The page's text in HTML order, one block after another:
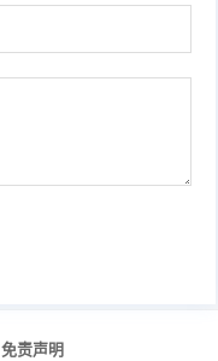
免责声明